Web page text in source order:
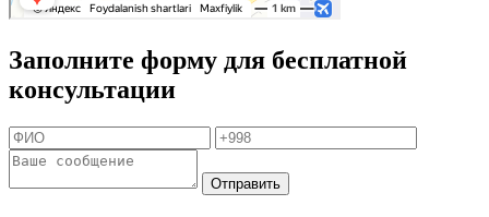
Заполните форму для бесплатной
консультации
Отправить